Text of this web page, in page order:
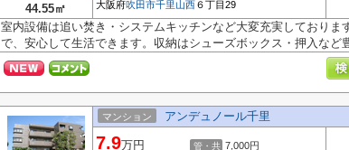
44.55㎡
大阪府吹田市千里山西６丁目29
室内設備は追い焚き・システムキッチンなど大変充実しておりま
で、安心して生活できます。収納はシューズボックス・押入など
マンション アンデュノール千里
7.9万円 管・共 7,000円